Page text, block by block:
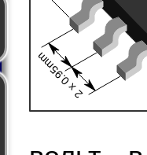
2 x 0.95mm